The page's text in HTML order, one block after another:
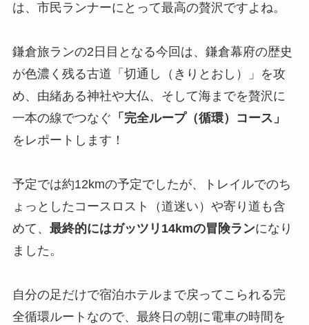
は、市民ランナーにとって最高の贅沢ですよね。
鎌倉旅ランの2日目となる今回は、鎌倉幕府の歴史
が色濃く残る古道「切通し（きりとおし）」を攻
め、由緒ある神社や大仏、そして海までを贅沢に
一本の線でつなぐ 「完全ループ（循環）コース」
をレポートします！
予定では約12kmの予定でしたが、トレイルでのち
ょっとしたコースロスト（道迷い）や寄り道も含
めて、 最終的にはガッツリ14kmの冒険ランになり
ました。
自分の足だけで宿泊ホテルまで戻ってこられる完
全循環ルートなので、最終日の朝に電車の時間を